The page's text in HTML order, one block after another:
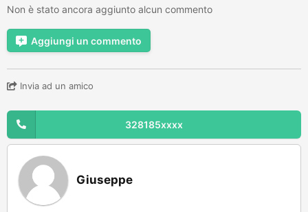
Non è stato ancora aggiunto alcun commento
Aggiungi un commento
Invia ad un amico
328185xxxx
Giuseppe